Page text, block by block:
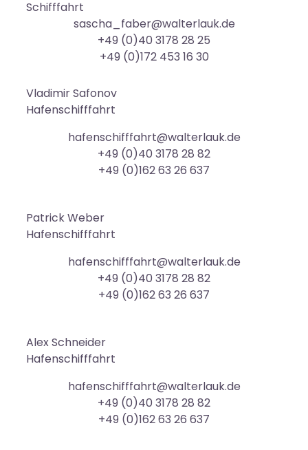
Schifffahrt
sascha_faber@walterlauk.de
+49 (0)40 3178 28 25
+49 (0)172 453 16 30
VladimirSafonov
Hafenschifffahrt
hafenschifffahrt@walterlauk.de
+49 (0)40 3178 28 82
+49 (0)162 63 26 637
PatrickWeber
Hafenschifffahrt
hafenschifffahrt@walterlauk.de
+49 (0)40 3178 28 82
+49 (0)162 63 26 637
AlexSchneider
Hafenschifffahrt
hafenschifffahrt@walterlauk.de
+49 (0)40 3178 28 82
+49 (0)162 63 26 637